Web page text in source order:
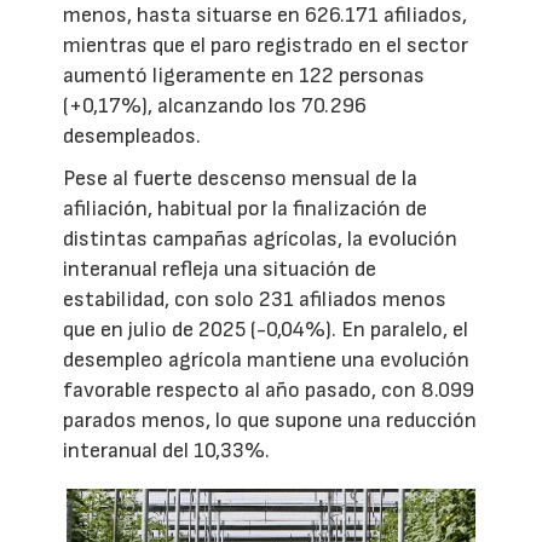
menos, hasta situarse en 626.171 afiliados,
mientras que el paro registrado en el sector
aumentó ligeramente en 122 personas
(+0,17%), alcanzando los 70.296
desempleados.
Pese al fuerte descenso mensual de la
afiliación, habitual por la finalización de
distintas campañas agrícolas, la evolución
interanual refleja una situación de
estabilidad, con solo 231 afiliados menos
que en julio de 2025 (-0,04%). En paralelo, el
desempleo agrícola mantiene una evolución
favorable respecto al año pasado, con 8.099
parados menos, lo que supone una reducción
interanual del 10,33%.